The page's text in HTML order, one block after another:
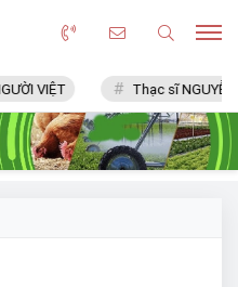
VIỆT Thạc sĩ NGUYỄN